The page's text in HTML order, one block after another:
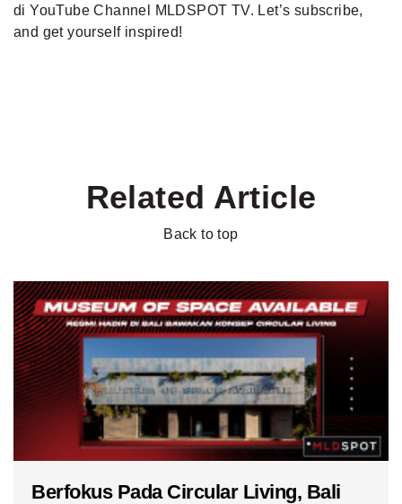
di YouTube Channel MLDSPOT TV. Let’s subscribe,
and get yourself inspired!
Related Article
Back to top
Berfokus Pada Circular Living, Bali